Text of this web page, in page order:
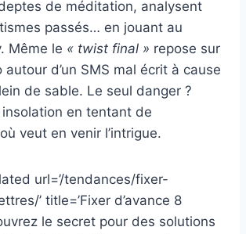
de méditation, analysent
passés… en jouant au
Même le « twist final » repose sur
autour d’un SMS mal écrit à cause
de sable. Le seul danger ?
en tentant de
veut en venir l’intrigue.
url=’/tendances/fixer-
’ title=’Fixer d’avance 8
le secret pour des solutions